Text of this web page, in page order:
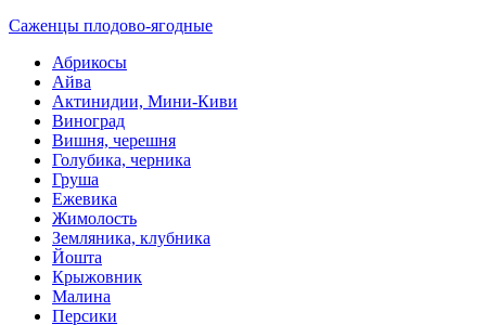
Саженцы плодово-ягодные
Абрикосы
Айва
Актинидии, Мини-Киви
Виноград
Вишня, черешня
Голубика, черника
Груша
Ежевика
Жимолость
Земляника, клубника
Йошта
Крыжовник
Малина
Персики